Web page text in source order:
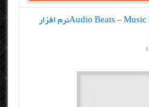
دانلود Audio Beats – Music Player Full 2.7.5نرم افزار